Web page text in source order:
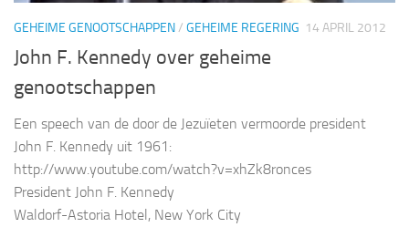
GEHEIME GENOOTSCHAPPEN/ GEHEIME REGERING 14 APRIL 2012
John F. Kennedy over geheime
genootschappen
Een speech van de door de Jezuïeten vermoorde president
John F. Kennedy uit 1961:
http://www.youtube.com/watch?v=xhZk8ronces
President John F. Kennedy
Waldorf-Astoria Hotel, New York City